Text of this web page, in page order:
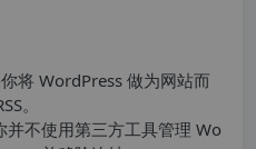
将 WordPress 做为网站而
。
不使用第三方工具管理 Wo